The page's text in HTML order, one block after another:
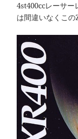
4st400ccレーサ
は間違いなくこの